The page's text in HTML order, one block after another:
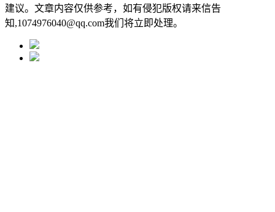
建议。文章内容仅供参考，如有侵犯版权请来信告
知,1074976040@qq.com我们将立即处理。